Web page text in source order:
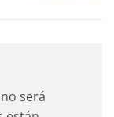
será